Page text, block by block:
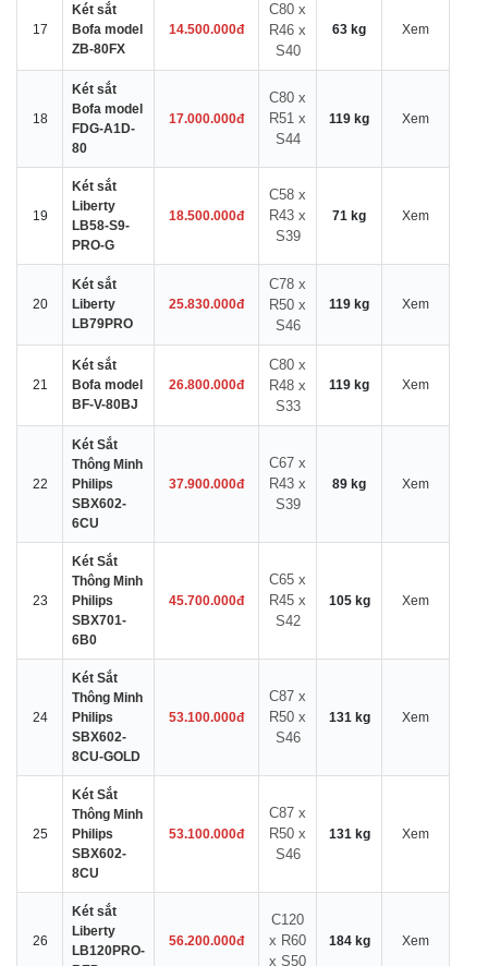
17
Két sắt
Bofa model
ZB-80FX
14.500.000đ
C80 x
R46 x
S40
63 kg Xem
18
Két sắt
Bofa model
FDG-A1D-
80
17.000.000đ
C80 x
R51 x
S44
119 kg Xem
19
Két sắt
Liberty
LB58-S9-
PRO-G
18.500.000đ
C58 x
R43 x
S39
71 kg Xem
20
Két sắt
Liberty
LB79PRO
25.830.000đ
C78 x
R50 x
S46
119 kg Xem
21
Két sắt
Bofa model
BF-V-80BJ
26.800.000đ
C80 x
R48 x
S33
119 kg Xem
22
Két Sắt
Thông Minh
Philips
SBX602-
6CU
37.900.000đ
C67 x
R43 x
S39
89 kg Xem
23
Két Sắt
Thông Minh
Philips
SBX701-
6B0
45.700.000đ
C65 x
R45 x
S42
105 kg Xem
24
Két Sắt
Thông Minh
Philips
SBX602-
8CU-GOLD
53.100.000đ
C87 x
R50 x
S46
131 kg Xem
25
Két Sắt
Thông Minh
Philips
SBX602-
8CU
53.100.000đ
C87 x
R50 x
S46
131 kg Xem
26
Két sắt
Liberty
LB120PRO-
56.200.000đ
C120
x R60
x S50
184 kg Xem